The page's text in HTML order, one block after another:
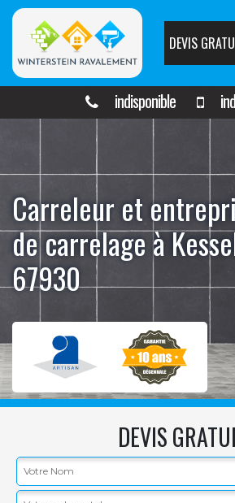
DEVIS
indisponible
Carreleur et
de carrelage à
67930
DEVIS